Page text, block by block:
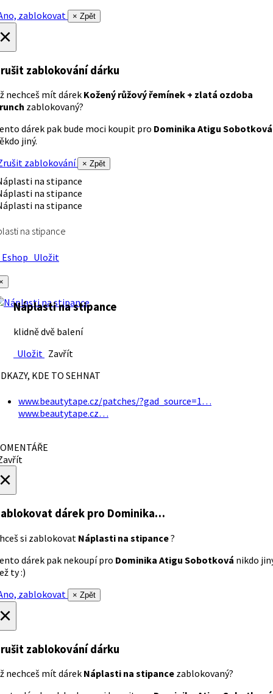
zablokovat
× Zpět
zablokování dárku
nechceš mít dárek Kožený růžový řemínek + zlatá ozdoba
zablokovaný?
dárek pak bude moci koupit pro Dominika Atigu Sobotková
jiný.
zablokování
× Zpět
na stipance
Uložit
Náplasti na stipance
klidně dvě balení
Uložit Zavřít
KDE TO SEHNAT
www.beautytape.cz/patches/?gad_source=1…
www.beautytape.cz…
dárek pro Dominika…
si zablokovat Náplasti na stipance?
dárek pak nekoupí pro Dominika Atigu Sobotková nikdo
ty :)
zablokovat
× Zpět
zablokování dárku
nechceš mít dárek Náplasti na stipance zablokovaný?